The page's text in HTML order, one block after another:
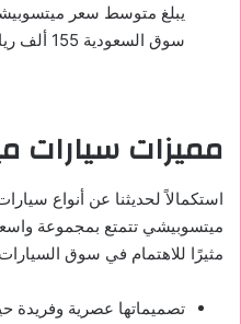
يبلغ متوسط سعر
سوق السعودية 155 ألف ريال.
مميزات سيارات
استكمالاً لحديثنا عن أنواع
ميتسوبيشي تتمتع بمجموعة
مثيرًا للاهتمام في سوق
تصميماتها عصرية وفريدة